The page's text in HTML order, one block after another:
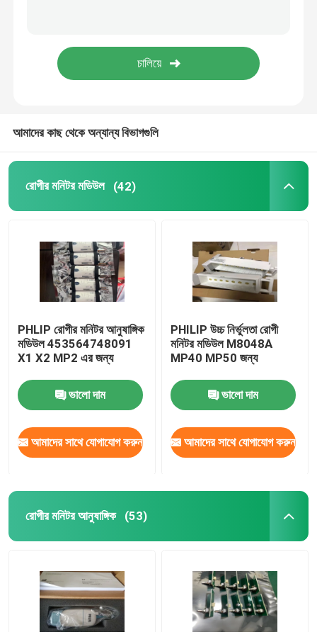
ব্যবহৃত রোগী মনিটর
ভ্রূণ মনিটর অংশ
আমাদের কাছ থেকে অন্যান্য বিভাগগুলি
রোগীর মনিটর মডিউল (42)
PHLIP রোগীর মনিটর আনুষাঙ্গিক
মডিউল 453564748091
X1 X2 MP2 এর জন্য
ভালো দাম
আমাদের সাথে যোগাযোগ করুন
PHILIP উচ্চ নির্ভুলতা রোগী
মনিটর মডিউল M8048A
MP40 MP50 জন্য
ভালো দাম
আমাদের সাথে যোগাযোগ করুন
রোগীর মনিটর আনুষাঙ্গিক (53)